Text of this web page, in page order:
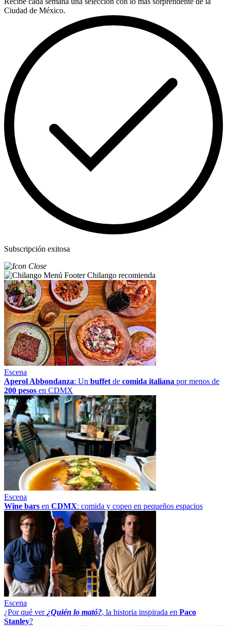
Ciudad de México.
Subscripción exitosa
Chilango recomienda
Escena
Aperol Abbondanza: Un buffet de comida italiana por menos de
200 pesos en CDMX
Escena
Wine bars en CDMX: comida y copeo en pequeños espacios
Escena
¿Por qué ver ¿Quién lo mató?, la historia inspirada en Paco
Stanley?